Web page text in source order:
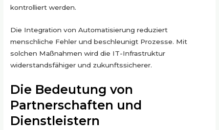
kontrolliert werden.
Die Integration von Automatisierung reduziert
menschliche Fehler und beschleunigt Prozesse. Mit
solchen Maßnahmen wird die IT-Infrastruktur
widerstandsfähiger und zukunftssicherer.
Die Bedeutung von
Partnerschaften und
Dienstleistern